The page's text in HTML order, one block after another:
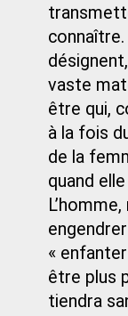
vaste
être qui,
à la fois
de la
quand
«
être plus
tiendra